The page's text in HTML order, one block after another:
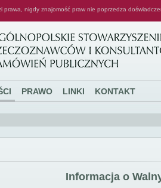
prawa, nigdy znajomość praw nie poprzedza
PRAWO LINKI KONTAKT
Informacja o